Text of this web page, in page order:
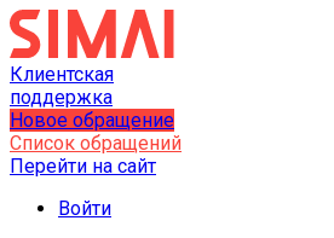
Клиентская
поддержка
Новое обращение
Список обращений
Перейти на сайт
Войти